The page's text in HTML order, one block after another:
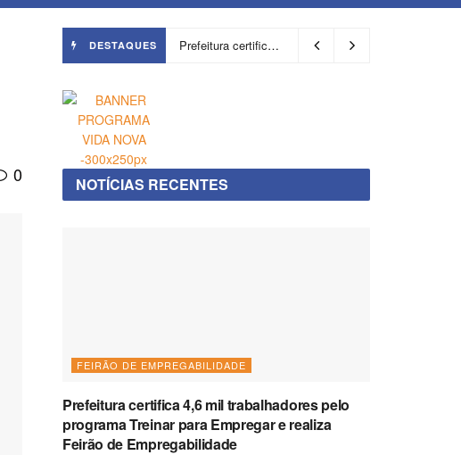
0
DESTAQUES Prefeitura certifica 4,6 mil trabalhadores pelo programa Treinar para Empregar e realiza Feirão de Empregabilidade
NOTÍCIAS RECENTES
FEIRÃO DE EMPREGABILIDADE
Prefeitura certifica 4,6 mil trabalhadores pelo
programa Treinar para Empregar e realiza
Feirão de Empregabilidade